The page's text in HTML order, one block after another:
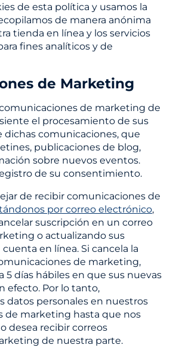
de esta política y usamos la
de manera anónima
tienda en línea y los servicios
fines analíticos y de
de Marketing
de marketing de
el procesamiento de sus
dichas comunicaciones, que
publicaciones de blog,
sobre nuevos eventos.
de su consentimiento.
de recibir comunicaciones de
por correo electrónico,
suscripción en un correo
o actualizando sus
en línea. Si cancela la
de marketing,
5 días hábiles en que sus nuevas
efecto. Por lo tanto,
datos personales en nuestros
de marketing hasta que nos
desea recibir correos
de nuestra parte.